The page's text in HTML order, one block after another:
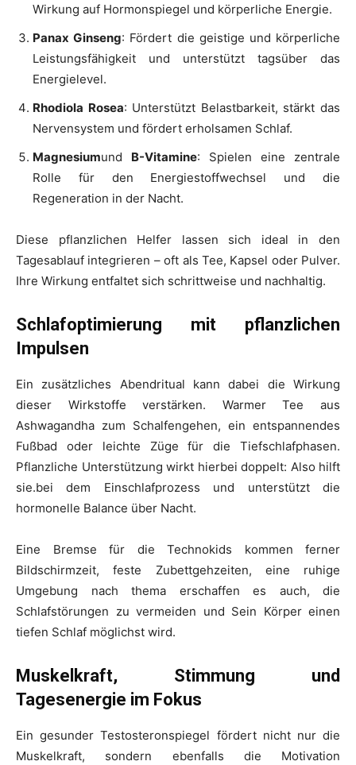
Wirkung auf Hormonspiegel und körperliche Energie.
Panax Ginseng: Fördert die geistige und körperliche
Leistungsfähigkeit und unterstützt tagsüber das
Energielevel.
Rhodiola Rosea: Unterstützt Belastbarkeit, stärkt das
Nervensystem und fördert erholsamen Schlaf.
Magnesiumund B-Vitamine: Spielen eine zentrale
Rolle für den Energiestoffwechsel und die
Regeneration in der Nacht.
Diese pflanzlichen Helfer lassen sich ideal in den
Tagesablauf integrieren – oft als Tee, Kapsel oder Pulver.
Ihre Wirkung entfaltet sich schrittweise und nachhaltig.
Schlafoptimierung mit pflanzlichen
Impulsen
Ein zusätzliches Abendritual kann dabei die Wirkung
dieser Wirkstoffe verstärken. Warmer Tee aus
Ashwagandha zum Schalfengehen, ein entspannendes
Fußbad oder leichte Züge für die Tiefschlafphasen.
Pflanzliche Unterstützung wirkt hierbei doppelt: Also hilft
sie.bei dem Einschlafprozess und unterstützt die
hormonelle Balance über Nacht.
Eine Bremse für die Technokids kommen ferner
Bildschirmzeit, feste Zubettgehzeiten, eine ruhige
Umgebung nach thema erschaffen es auch, die
Schlafstörungen zu vermeiden und Sein Körper einen
tiefen Schlaf möglichst wird.
Muskelkraft, Stimmung und
Tagesenergie im Fokus
Ein gesunder Testosteronspiegel fördert nicht nur die
Muskelkraft, sondern ebenfalls die Motivation